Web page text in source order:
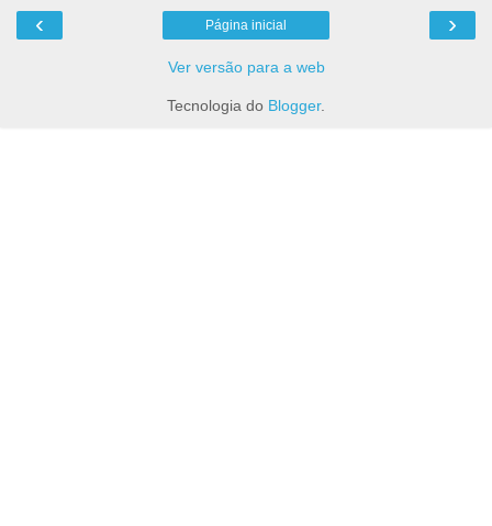
‹ ›
Página inicial
Ver versão para a web
Tecnologia do Blogger.